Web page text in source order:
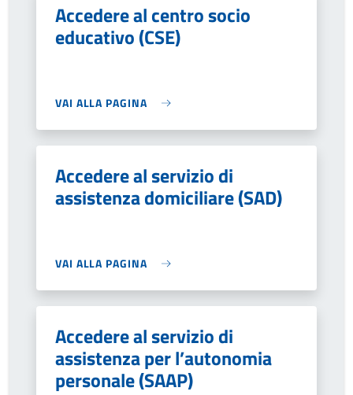
Accedere al centro socio
educativo (CSE)
VAI ALLA PAGINA
Accedere al servizio di
assistenza domiciliare (SAD)
VAI ALLA PAGINA
Accedere al servizio di
assistenza per l’autonomia
personale (SAAP)